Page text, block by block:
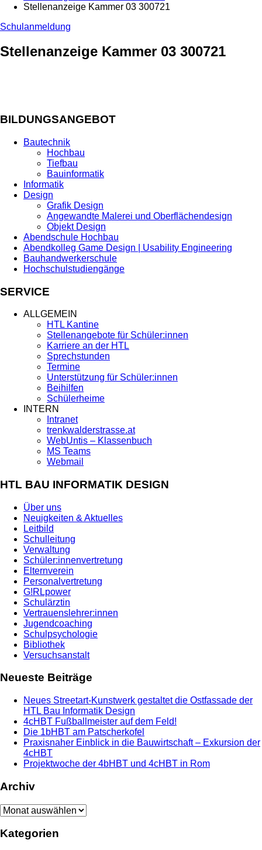
Stellenanzeige Kammer 03 300721
Schulanmeldung
Stellenanzeige Kammer 03 300721
BILDUNGSANGEBOT
Bautechnik
Hochbau
Tiefbau
Bauinformatik
Informatik
Design
Grafik Design
Angewandte Malerei und Oberflächendesign
Objekt Design
Abendschule Hochbau
Abendkolleg Game Design | Usability Engineering
Bauhandwerkerschule
Hochschulstudiengänge
SERVICE
ALLGEMEIN
HTL Kantine
Stellenangebote für Schüler:innen
Karriere an der HTL
Sprechstunden
Termine
Unterstützung für Schüler:innen
Beihilfen
Schülerheime
INTERN
Intranet
trenkwalderstrasse.at
WebUntis – Klassenbuch
MS Teams
Webmail
HTL BAU INFORMATIK DESIGN
Über uns
Neuigkeiten & Aktuelles
Leitbild
Schulleitung
Verwaltung
Schüler:innenvertretung
Elternverein
Personalvertretung
G!RLpower
Schulärztin
Vertrauenslehrer:innen
Jugendcoaching
Schulpsychologie
Bibliothek
Versuchsanstalt
Neueste Beiträge
Neues Streetart-Kunstwerk gestaltet die Ostfassade der
HTL Bau Informatik Design
4cHBT Fußballmeister auf dem Feld!
Die 1bHBT am Patscherkofel
Praxisnaher Einblick in die Bauwirtschaft – Exkursion der
4cHBT
Projektwoche der 4bHBT und 4cHBT in Rom
Archiv
Archiv
Kategorien